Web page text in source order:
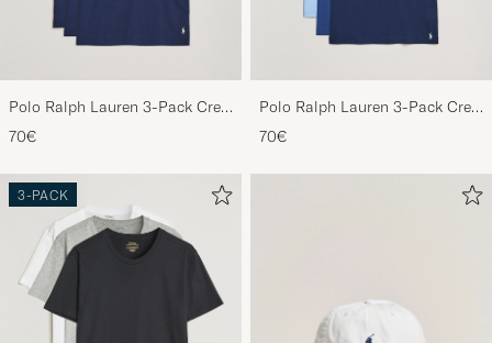
Polo Ralph Lauren 3-Pack Crew
Neck T-Shirt Navy
70€
Polo Ralph Lauren 3-Pack Crew
Neck T-Shirt Navy/Light
70€
3-PACK